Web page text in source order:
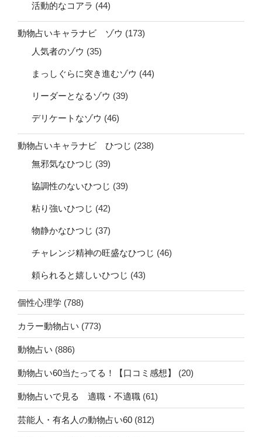
活動的なコアラ (44)
動物占いキャラナビ ゾウ (173)
人気者のゾウ (35)
まっしぐらに突き進むゾウ (44)
リーダーとなるゾウ (39)
デリケートなゾウ (46)
動物占いキャラナビ ひつじ (238)
無邪気なひつじ (39)
協調性のないひつじ (39)
粘り強いひつじ (42)
物静かなひつじ (37)
チャレンジ精神の旺盛なひつじ (46)
頼られると嬉しいひつじ (43)
個性心理学 (788)
カラー動物占い (773)
動物占い (886)
動物占い60当たってる！【口コミ感想】 (20)
動物占いで見る 適職・不適職 (61)
芸能人・有名人の動物占い60 (812)